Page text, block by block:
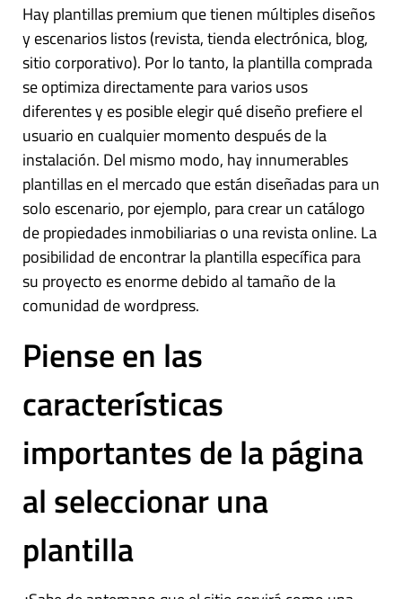
Hay plantillas premium que tienen múltiples diseños
y escenarios listos (revista, tienda electrónica, blog,
sitio corporativo). Por lo tanto, la plantilla comprada
se optimiza directamente para varios usos
diferentes y es posible elegir qué diseño prefiere el
usuario en cualquier momento después de la
instalación. Del mismo modo, hay innumerables
plantillas en el mercado que están diseñadas para un
solo escenario, por ejemplo, para crear un catálogo
de propiedades inmobiliarias o una revista online. La
posibilidad de encontrar la plantilla específica para
su proyecto es enorme debido al tamaño de la
comunidad de wordpress.
Piense en las
características
importantes de la página
al seleccionar una
plantilla